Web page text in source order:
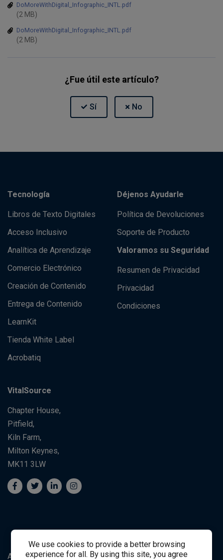
We use cookies to provide a better browsing
experience for all. By using this site, you agree
DoMoreWithDigital_Infographic_INTL.pdf
(2 MB)
DoMoreWithDigital_Infographic_INTL.pdf
(2 MB)
¿Fue útil este artículo?
Tecnología
Libros de Texto Digitales
Acceso Inclusivo
Analítica de Aprendizaje
Comercio Electrónico
Creación de Contenido
Entrega de Contenido
LearnKit
Tienda White Label
Acrobatiq
Déjenos Ayudarle
Política de Devoluciones
Soporte de Producto
Valoramos su Seguridad
Resumen de Privacidad
Privacidad
Condiciones
VitalSource
Chapter House,
Pitfield,
Kiln Farm,
Milton Keynes,
MK11 3LW
Apoyo al Estudiante Student Support